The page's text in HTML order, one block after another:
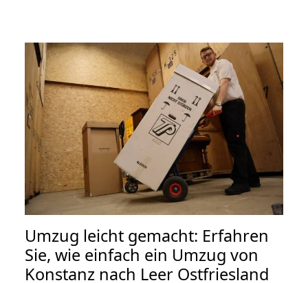
Umzug leicht gemacht: Erfahren
Sie, wie einfach ein Umzug von
Konstanz nach Leer Ostfriesland